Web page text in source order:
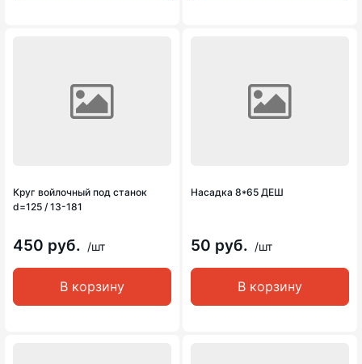
Круг войлочный под станок
d=125 / 13-181
450 руб. /шт
В корзину
Насадка 8*65 ДЕШ
50 руб. /шт
В корзину